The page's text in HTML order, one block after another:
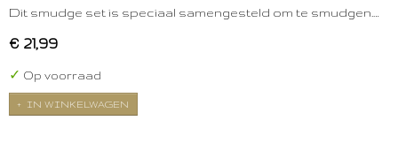
Dit smudge set is speciaal samengesteld om te smudgen.…
€ 21,99
✓ Op voorraad
IN WINKELWAGEN